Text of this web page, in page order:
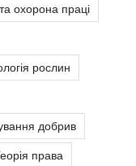
охорона праці
рослин
добрив
права